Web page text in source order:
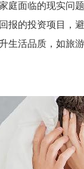
庭面临的现实问
报的投资项目，
生活品质，如旅